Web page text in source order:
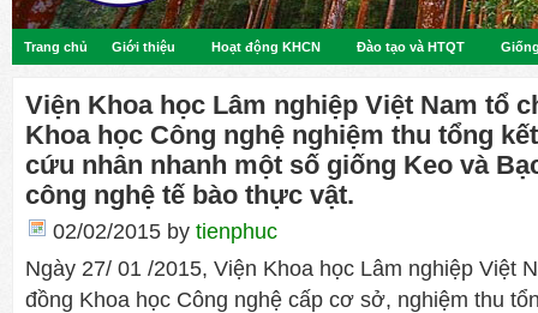
Trang chủ Giới thiệu Hoạt động KHCN Đào tạo và HTQT
Viện Khoa học Lâm nghiệp Việt Nam tổ
Khoa học Công nghệ nghiệm thu tổng
cứu nhân nhanh một số giống Keo và
công nghệ tế bào thực vật.
02/02/2015 by tienphuc
Ngày 27/ 01 /2015, Viện Khoa học Lâm nghiệp Việt
đồng Khoa học Công nghệ cấp cơ sở, nghiệm thu